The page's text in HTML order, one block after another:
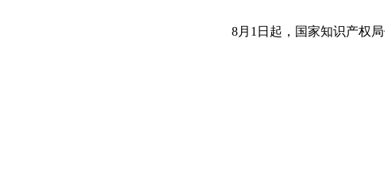
8月1日起，国家知识产权局